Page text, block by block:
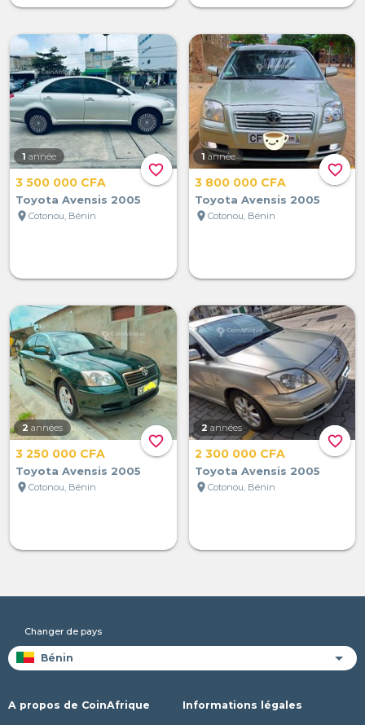
favorite_border
1 année
3 500 000 CFA
Toyota Avensis 2005
location_on Cotonou, Bénin
favorite_border
1 année
3 800 000 CFA
Toyota Avensis 2005
location_on Cotonou, Bénin
favorite_border
2 années
3 250 000 CFA
Toyota Avensis 2005
location_on Cotonou, Bénin
favorite_border
2 années
2 300 000 CFA
Toyota Avensis 2005
location_on Cotonou, Bénin
Changer de pays
A propos de CoinAfrique Informations légales